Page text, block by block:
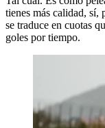
tienes más calidad, sí,
se traduce en cuotas
goles por tiempo.